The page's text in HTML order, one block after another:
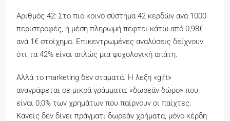
Αριθμός 42: Στο πιο κοινό σύστημα 42 κερδών ανά 1000
περιστροφές, η μέση πληρωμή πέφτει κάτω από 0,98€
ανά 1€ στοίχημα. Επικεντρωμένες αναλύσεις δείχνουν
ότι τα 42% είναι απλώς μια ψυχολογική απάτη.
Αλλά το marketing δεν σταματά. Η λέξη «gift»
αναγράφεται σε μικρά γράμματα: «δωρεάν δώρο» που
είναι 0,0% των χρημάτων που παίρνουν οι παίχτες.
Κανείς δεν δίνει πράγματι δωρεάν χρήματα, μόνο κέρδη